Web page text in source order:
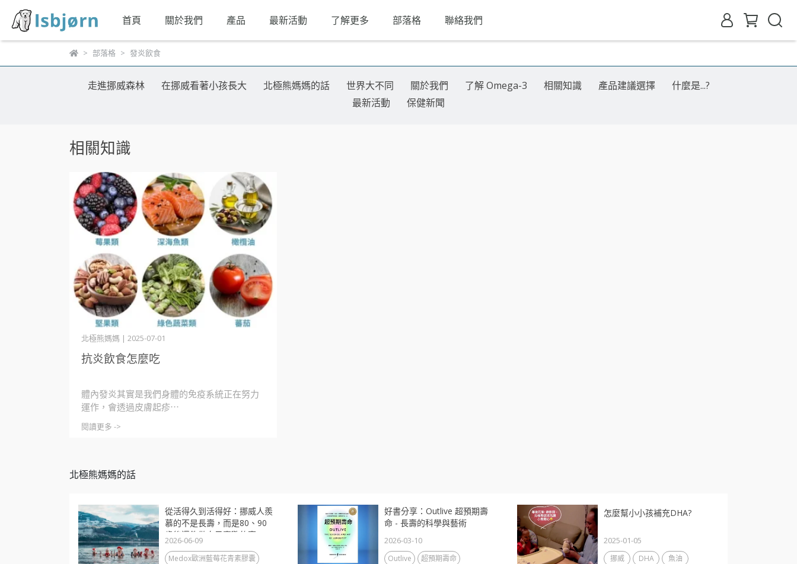
首頁 關於我們 產品 最新活動 了解更多 部落格 聯絡我們
部落格 發炎飲食
走進挪威森林 在挪威看著小孩長大 北極熊媽媽的話 世界大不同 關於我們 了解 Omega-3 相關知識 產品建議選擇
什麼是...?
最新活動
保健新聞
相關知識
抗炎飲食怎麼吃
北極熊媽媽 | 2025-07-01
體內發炎其實是我們身體的免疫系統正在努力
運作，會透過皮膚起疹⋯
閱讀更多 ->
北極熊媽媽的話
從活得久到活得好：挪威人羨
慕的不是長壽，而是80、90
歲後還能做自己喜歡的事
2026-06-09
Medox歐洲藍莓花青素膠囊
好書分享：Outlive 超預期壽
命 - 長壽的科學與藝術
2026-03-10
Outlive
超預期壽命
怎麼幫小小孩補充DHA?
2025-01-05
挪威 DHA
魚油